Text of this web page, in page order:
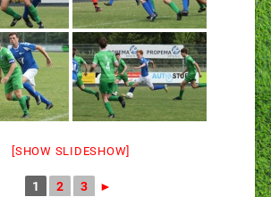
[SHOW SLIDESHOW]
1 2 3 ►